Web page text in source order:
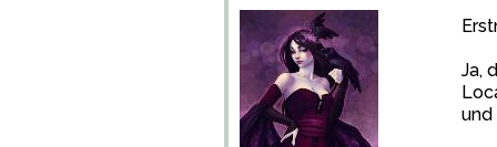
Ja,
und